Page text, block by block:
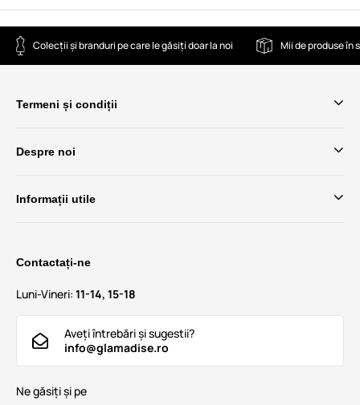
Colecții și branduri pe care le găsiți doar la noi Mii de produse în
Termeni și condiții
Despre noi
Informații utile
Contactați-ne
Luni-Vineri: 11-14, 15-18
Aveți întrebări și sugestii?
info@glamadise.ro
Ne găsiți și pe